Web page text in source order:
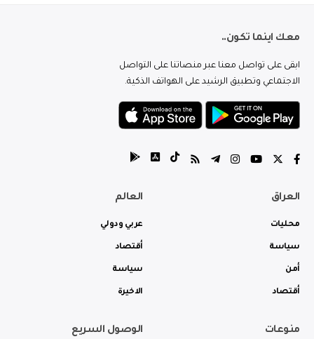
معك اينما تكون..
ابقى على تواصل معنا عبر منصاتنا على التواصل
الاجتماعي وتطبيق الرشيد على الهواتف الذكية.
العراق
محليات
سياسة
أمن
أقتصاد
العالم
عربي ودولي
أقتصاد
سياسة
الاخيرة
منوعات الوصول السريع